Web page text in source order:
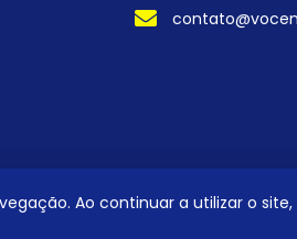
Ao continuar a utilizar o